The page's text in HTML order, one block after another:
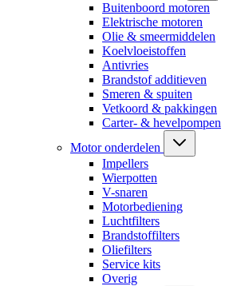
Buitenboord motoren
Elektrische motoren
Olie & smeermiddelen
Koelvloeistoffen
Antivries
Brandstof additieven
Smeren & spuiten
Vetkoord & pakkingen
Carter- & hevelpompen
Motor onderdelen
Impellers
Wierpotten
V-snaren
Motorbediening
Luchtfilters
Brandstoffilters
Oliefilters
Service kits
Overig